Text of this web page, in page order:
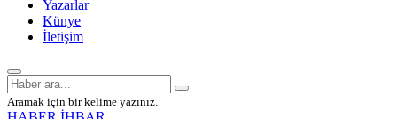
Yazarlar
Künye
İletişim
Aramak için bir kelime yazınız.